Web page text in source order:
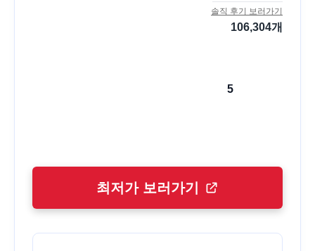
솔직 후기 보러가기
106,304개
5
최저가 보러가기